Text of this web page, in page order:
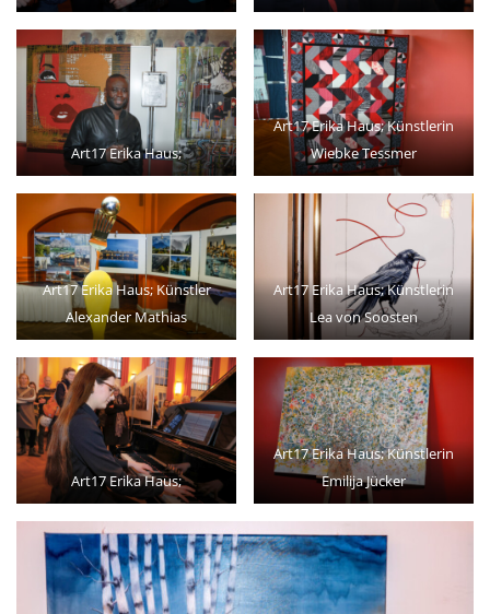
Art17 Erika Haus;
Art17 Erika Haus; Künstlerin
Wiebke Tessmer
Art17 Erika Haus; Künstler
Alexander Mathias
Art17 Erika Haus; Künstlerin
Lea von Soosten
Art17 Erika Haus;
Art17 Erika Haus; Künstlerin
Emilija Jücker